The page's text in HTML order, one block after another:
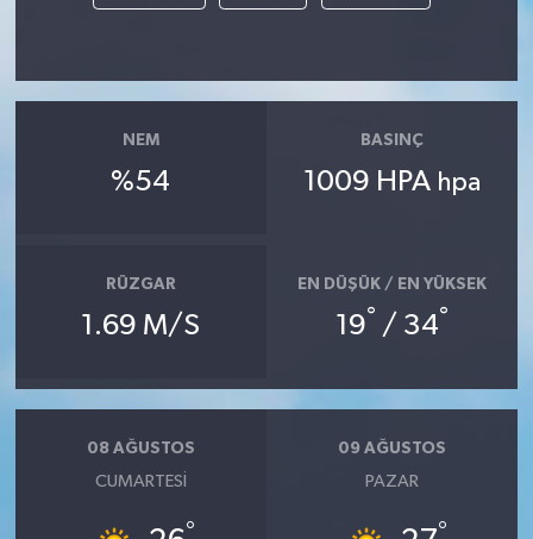
NEM
%54
BASINÇ
1009 HPA hpa
RÜZGAR
1.69 M/S
EN DÜŞÜK / EN YÜKSEK
19° / 34°
08 AĞUSTOS
CUMARTESI
°
09 AĞUSTOS
PAZAR
°